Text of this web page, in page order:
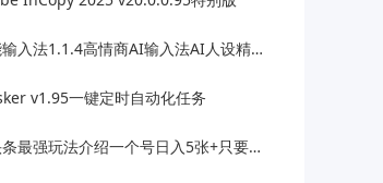
法1.1.4高情商AI输入法AI人设精准回复｜闷骚型｜解锁版
v1.95一键定时自动化任务
强玩法介绍一个号日入5张+只要一部手机适合小白